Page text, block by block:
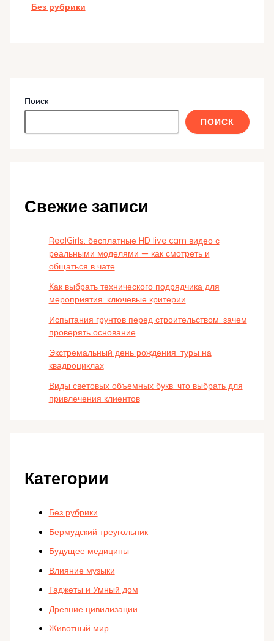
Без рубрики
Поиск
ПОИСК
Свежие записи
RealGirls: бесплатные HD live cam видео с
реальными моделями — как смотреть и
общаться в чате
Как выбрать технического подрядчика для
мероприятия: ключевые критерии
Испытания грунтов перед строительством: зачем
проверять основание
Экстремальный день рождения: туры на
квадроциклах
Виды световых объемных букв: что выбрать для
привлечения клиентов
Категории
Без рубрики
Бермудский треугольник
Будущее медицины
Влияние музыки
Гаджеты и Умный дом
Древние цивилизации
Животный мир